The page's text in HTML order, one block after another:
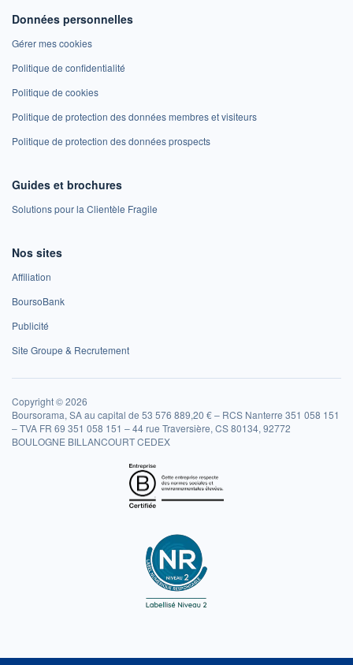
Données personnelles
Gérer mes cookies
Politique de confidentialité
Politique de cookies
Politique de protection des données membres et visiteurs
Politique de protection des données prospects
Guides et brochures
Solutions pour la Clientèle Fragile
Nos sites
Affiliation
BoursoBank
Publicité
Site Groupe & Recrutement
Copyright © 2026
Boursorama, SA au capital de 53 576 889,20 € – RCS Nanterre 351 058 151
– TVA FR 69 351 058 151 – 44 rue Traversière, CS 80134, 92772
BOULOGNE BILLANCOURT CEDEX